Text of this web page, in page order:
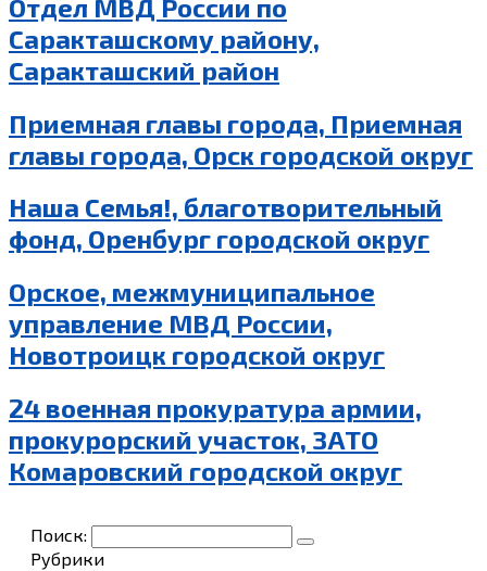
Отдел МВД России по
Саракташскому району,
Саракташский район
Приемная главы города, Приемная
главы города, Орск городской округ
Наша Семья!, благотворительный
фонд, Оренбург городской округ
Орское, межмуниципальное
управление МВД России,
Новотроицк городской округ
24 военная прокуратура армии,
прокурорский участок, ЗАТО
Комаровский городской округ
Поиск:
Рубрики